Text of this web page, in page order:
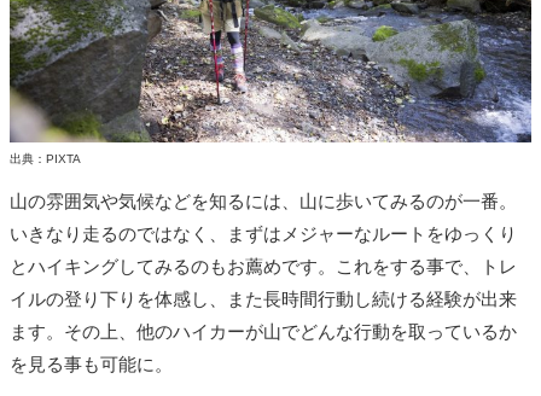
出典：PIXTA
山の雰囲気や気候などを知るには、山に歩いてみるのが一番。
いきなり走るのではなく、まずはメジャーなルートをゆっくり
とハイキングしてみるのもお薦めです。これをする事で、トレ
イルの登り下りを体感し、また長時間行動し続ける経験が出来
ます。その上、他のハイカーが山でどんな行動を取っているか
を見る事も可能に。